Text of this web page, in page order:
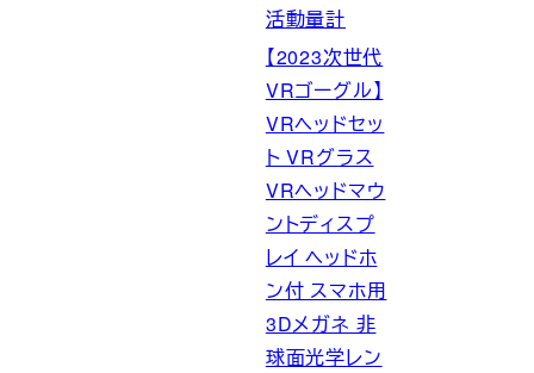
活動量計
【2023次世代
VRゴーグル】
VRヘッドセッ
ト VRグラス
VRヘッドマウ
ントディスプ
レイ ヘッドホ
ン付 スマホ用
3Dメガネ 非
球面光学レン